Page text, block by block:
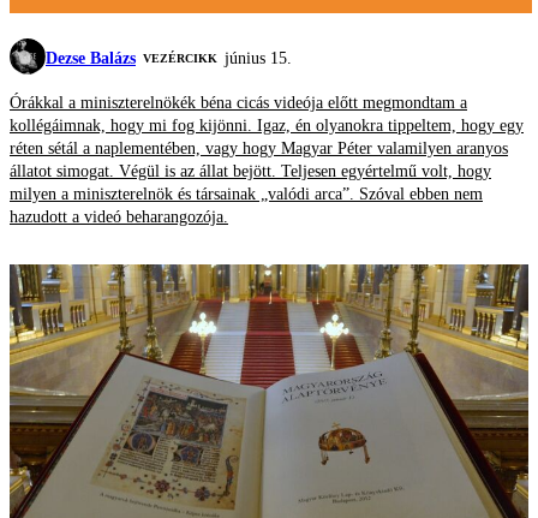
Dezse Balázs VEZÉRCIKK június 15.
Órákkal a miniszterelnökék béna cicás videója előtt megmondtam a
kollégáimnak, hogy mi fog kijönni. Igaz, én olyanokra tippeltem, hogy egy
réten sétál a naplementében, vagy hogy Magyar Péter valamilyen aranyos
állatot simogat. Végül is az állat bejött. Teljesen egyértelmű volt, hogy
milyen a miniszterelnök és társainak „valódi arca”. Szóval ebben nem
hazudott a videó beharangozója.